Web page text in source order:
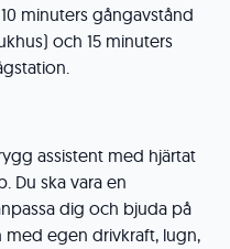
minuters gångavstånd
och 15 minuters
assistent med hjärtat
Du ska vara en
dig och bjuda på
med egen drivkraft, lugn,